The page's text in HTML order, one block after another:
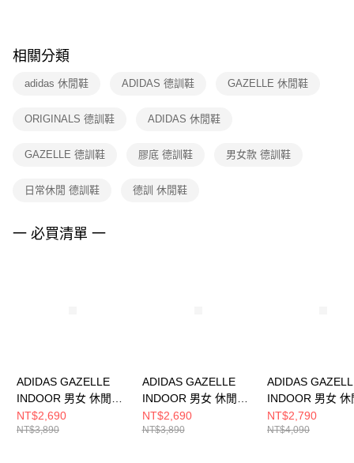
※ 交易是否成功請以「AFTEE先享後付 」之結帳頁面顯示為準，若有關於
是否繳費成功／繳費後需取消欲退款等相關疑問，請聯繫「AFTEE先享後付
客戶支援中心」https://netprotections.freshdesk.com/support/home
１．透過由恩沛科技股份有限公司提供之「AFTEE先享後付」服務完成之交
權轉讓予恩沛科技股份有限公司。
３．未成年的使用者請事先徵得法定代理人或監護人之同意方可使用
４．使用「AFTEE先享後付」時，將依據個別帳號之用戶狀況，依本公司即
相關分類
adidas 休閒鞋 ADIDAS 德訓鞋 GAZELLE 休閒鞋
ORIGINALS 德訓鞋 ADIDAS 休閒鞋
GAZELLE 德訓鞋 膠底 德訓鞋 男女款 德訓鞋
日常休閒 德訓鞋 德訓 休閒鞋
一 必買清單 一
ADIDAS GAZELLE
INDOOR 男女 休閒鞋
JQ8393
NT$2,690
NT$3,890
ADIDAS GAZELLE
INDOOR 男女 休閒鞋
JR8851
NT$2,690
NT$3,890
ADIDAS
INDOOR 男女 休
JR8028
NT$2,790
NT$4,090